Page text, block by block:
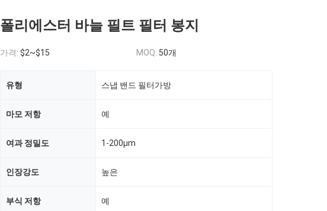
폴리에스터 바늘 필트 필터 봉지
가격: $2~$15 MOQ: 50개
유형 스냅 밴드 필터가방
마모 저항 예
여과 정밀도 1-200μm
인장강도 높은
부식 저항 예